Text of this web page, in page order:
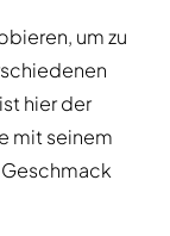
um zu
hier der
mit seinem